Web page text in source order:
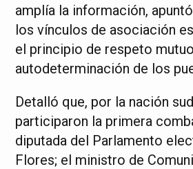
amplía la información,
los vínculos de asociación
el principio de respeto
autodeterminación de los
Detalló que, por la nación
participaron la primera
diputada del Parlamento
Flores; el ministro de